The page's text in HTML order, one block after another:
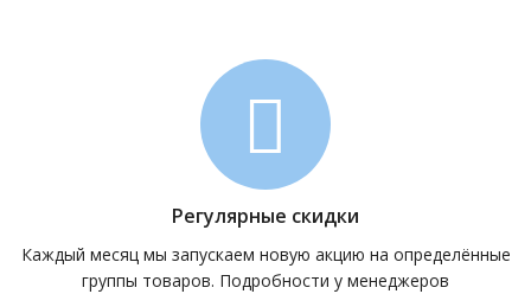
Регулярные скидки
Каждый месяц мы запускаем новую акцию на определённые
группы товаров. Подробности у менеджеров